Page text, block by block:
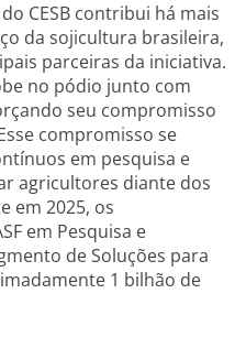
CESB contribui há mais
da sojicultura brasileira,
parceiras da iniciativa.
no pódio junto com
seu compromisso
compromisso se
em pesquisa e
agricultores diante dos
em 2025, os
em Pesquisa e
de Soluções para
1 bilhão de